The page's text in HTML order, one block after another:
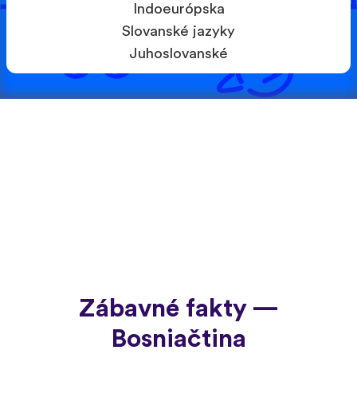
Indoeurópska
Slovanské jazyky
Juhoslovanské
Zábavné fakty —
Bosniačtina